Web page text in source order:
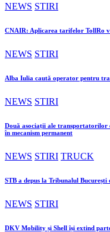
NEWS STIRI
CNAIR: Aplicarea tarifelor TollRo
NEWS STIRI
Alba Iulia caută operator pentru
NEWS STIRI
Două asociații ale transportatorilor
în mecanism permanent
NEWS STIRI TRUCK
STB a depus la Tribunalul
NEWS STIRI
DKV Mobility și Shell își extind